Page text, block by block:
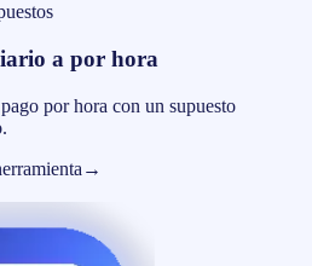
a por hora
por hora con un supuesto
→